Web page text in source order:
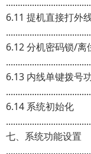
6.11 提机直接打外
6.12 分机密码锁/离
6.13 内线单键拨号
6.14 系统初始化
七、系统功能设置